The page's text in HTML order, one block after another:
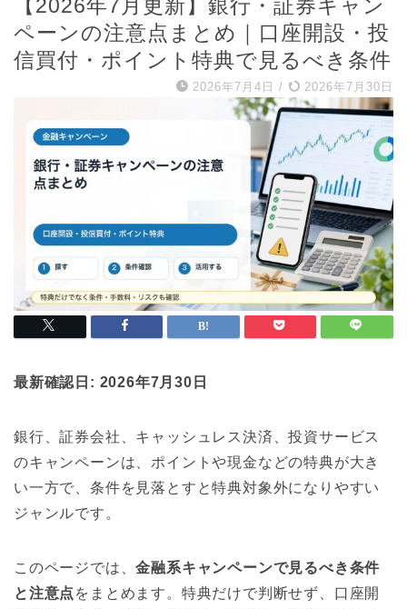
【2026年7月更新】銀行・証券キャン
ペーンの注意点まとめ｜口座開設・投
信買付・ポイント特典で見るべき条件
2026年7月4日 / 2026年7月30日
最新確認日: 2026年7月30日
銀行、証券会社、キャッシュレス決済、投資サービス
のキャンペーンは、ポイントや現金などの特典が大き
い一方で、条件を見落とすと特典対象外になりやすい
ジャンルです。
このページでは、金融系キャンペーンで見るべき条件
と注意点 をまとめます。特典だけで判断せず、口座開